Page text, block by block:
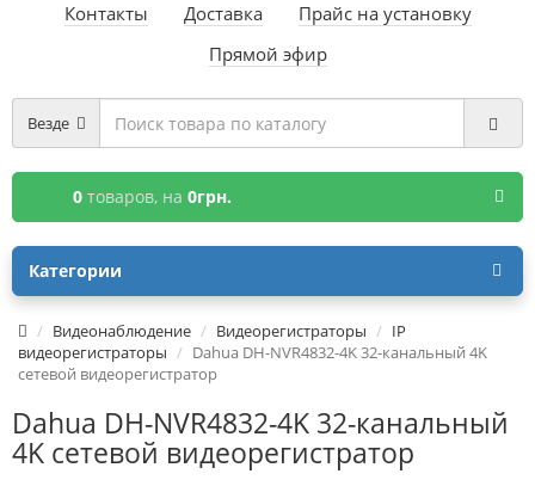
Контакты Доставка
Прайс на установку
Прямой эфир
Везде
0 товаров, на 0грн.
Категории
Видеонаблюдение Видеорегистраторы
IP
видеорегистраторы
Dahua DH-NVR4832-4K 32-канальный 4K
сетевой видеорегистратор
Dahua DH-NVR4832-4K 32-канальный
4K сетевой видеорегистратор